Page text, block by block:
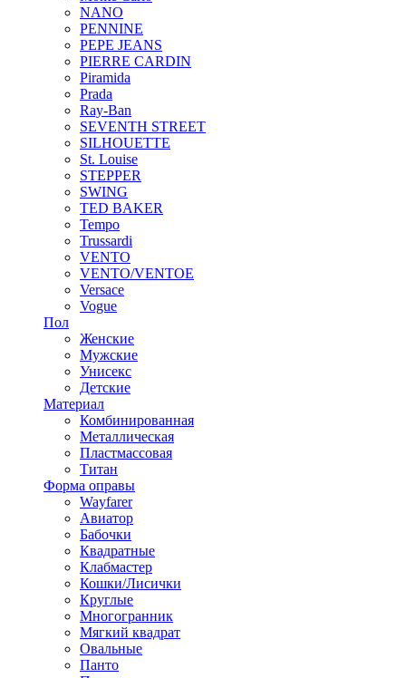
NANO
PENNINE
PEPE JEANS
PIERRE CARDIN
Piramida
Prada
Ray-Ban
SEVENTH STREET
SILHOUETTE
St. Louise
STEPPER
SWING
TED BAKER
Tempo
Trussardi
VENTO
VENTO/VENTOE
Versace
Vogue
Пол
Женские
Мужские
Унисекс
Детские
Материал
Комбинированная
Металлическая
Пластмассовая
Титан
Форма оправы
Wayfarer
Авиатор
Бабочки
Квадратные
Клабмастер
Кошки/Лисички
Круглые
Многогранник
Мягкий квадрат
Овальные
Панто